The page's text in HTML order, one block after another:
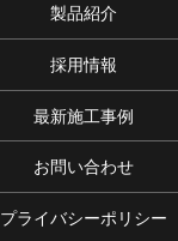
製品紹介
採用情報
最新施工事例
お問い合わせ
プライバシーポリシー